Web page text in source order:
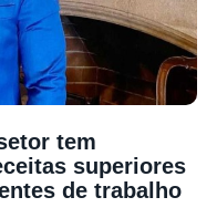
tem
superiores
de trabalho